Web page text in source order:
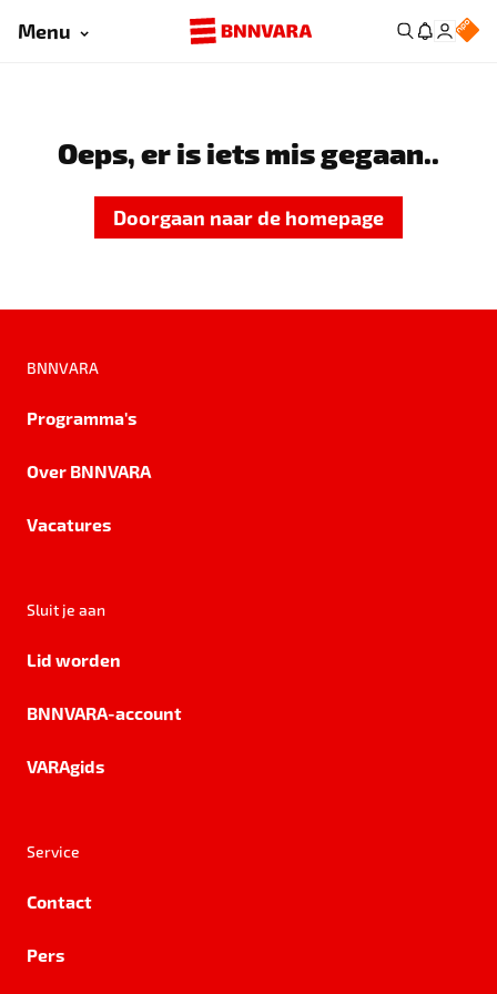
Menu
Oeps, er is iets mis gegaan..
Doorgaan naar de homepage
BNNVARA
Programma's
Over BNNVARA
Vacatures
Sluit je aan
Lid worden
BNNVARA-account
VARAgids
Service
Contact
Pers